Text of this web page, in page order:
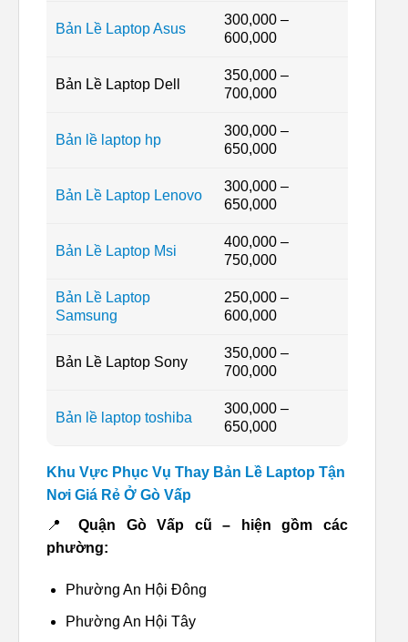
Bản Lề Laptop Asus
300,000 –
600,000
Bản Lề Laptop Dell
350,000 –
700,000
Bản lề laptop hp
300,000 –
650,000
Bản Lề Laptop Lenovo
300,000 –
650,000
Bản Lề Laptop Msi
400,000 –
750,000
Bản Lề Laptop
Samsung
250,000 –
600,000
Bản Lề Laptop Sony
350,000 –
700,000
Bản lề laptop toshiba
300,000 –
650,000
Khu Vực Phục Vụ Thay Bản Lề Laptop Tận
Nơi Giá Rẻ Ở Gò Vấp
📍Quận Gò Vấp cũ – hiện gồm các
phường:
Phường An Hội Đông
Phường An Hội Tây